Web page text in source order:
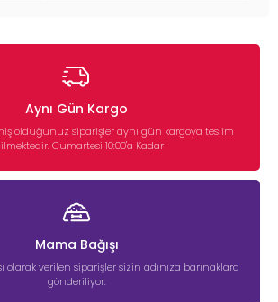
Aynı Gün Kargo
olduğunuz siparişler aynı gün kargoya teslim
Cumartesi 10:00'a Kadar
Mama Bağışı
olarak verilen siparişler sizin adınıza barınaklara
gönderiliyor.